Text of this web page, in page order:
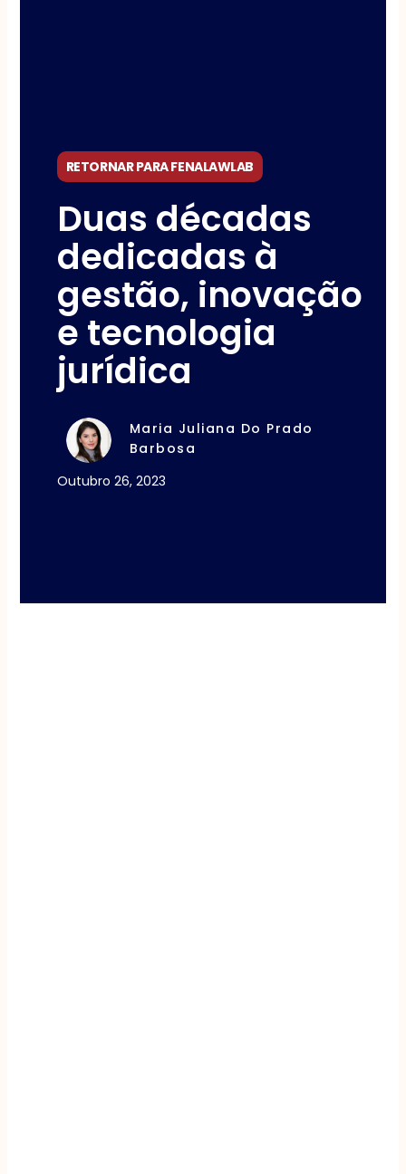
RETORNAR PARA FENALAWLAB
Duas décadas
dedicadas à
gestão, inovação
e tecnologia
jurídica
Maria Juliana Do Prado
Barbosa
Outubro 26, 2023